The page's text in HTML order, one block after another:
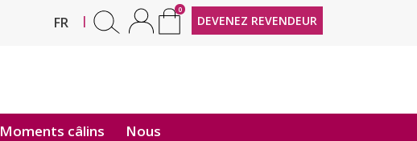
FR
EN |
0
DEVENEZ REVENDEUR
Moments câlins Nous